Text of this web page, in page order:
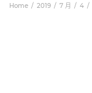
Home 2019 7 月 4